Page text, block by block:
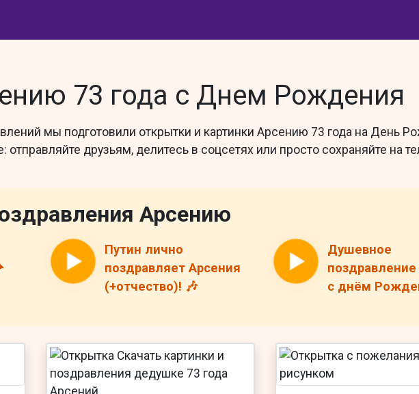
73 года с Днем Рождения
мы подготовили открытки и картинки Арсению 73 года на День
отправляйте друзьям, делитесь в соцсетях или просто сохраняйте на
Арсению
Путин лично
поздравляет Арсения
(+отчество)! 🎶
Душевное
с днём